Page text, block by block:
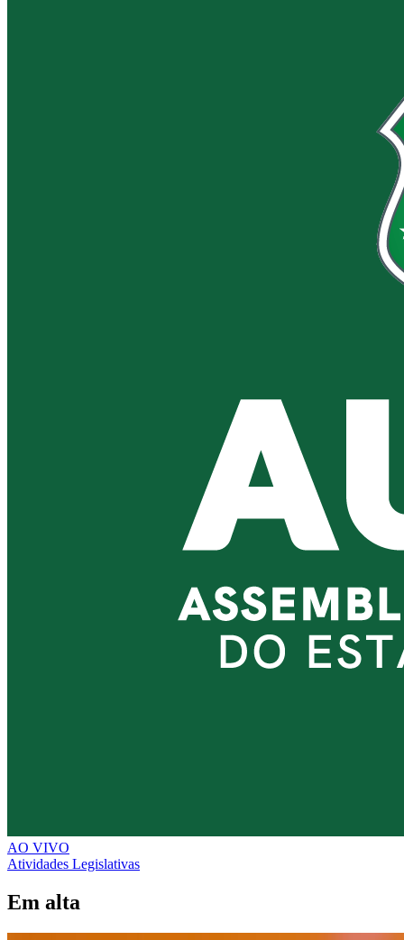
AO VIVO
Atividades Legislativas
Em alta